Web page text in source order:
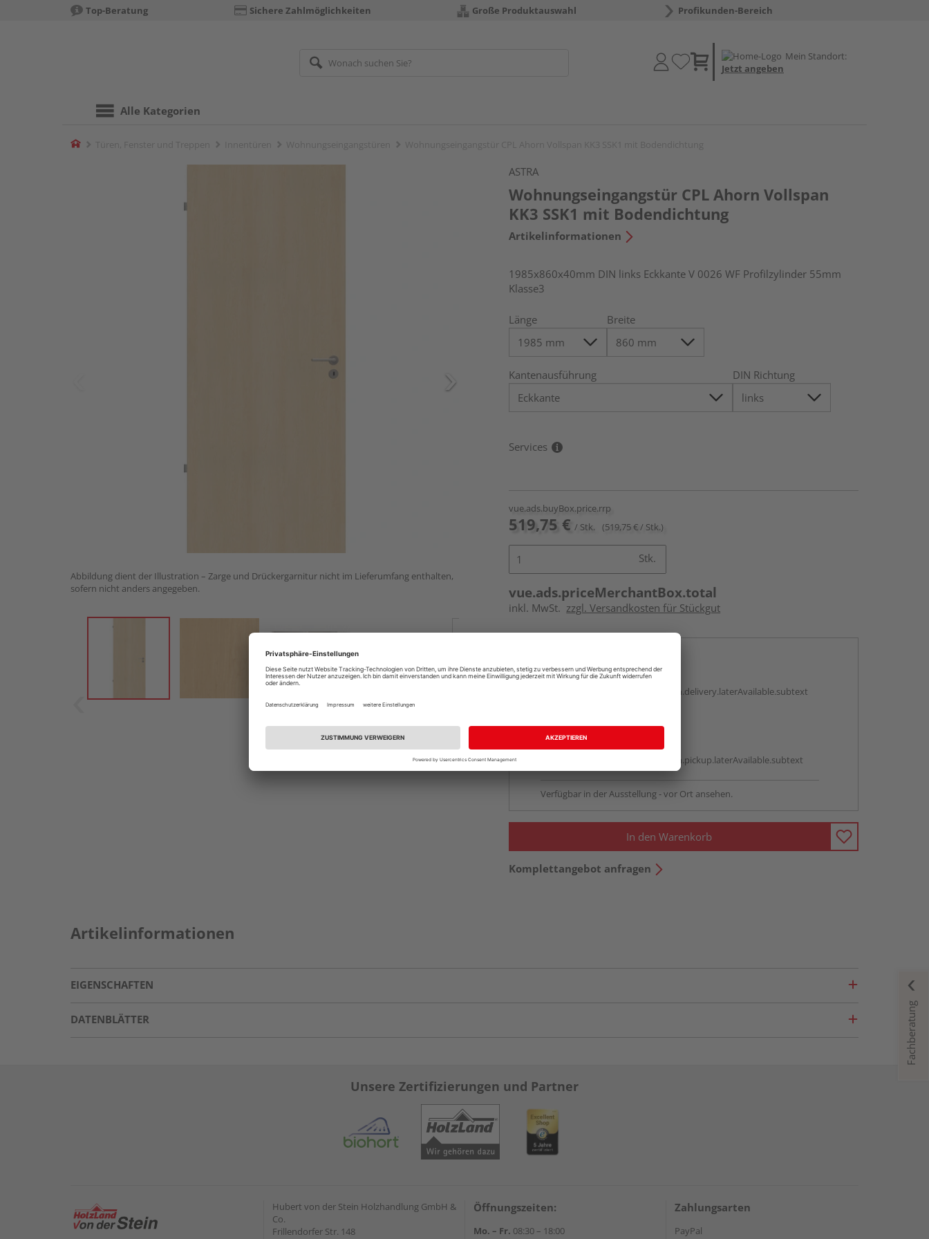
Top-Beratung Sichere Zahlmöglichkeiten Große Produktauswahl Profikunden-Bereich
Mein Standort:
Jetzt angeben
Alle Kategorien
Home
Abbildung dient der Illustration – Zarge und Drückergarnitur nicht im Lieferumfang enthalten,
sofern nicht anders angegeben.
ASTRA
Wohnungseingangstür CPL Ahorn Vollspan
KK3 SSK1 mit Bodendichtung
Artikelinformationen
1985x860x40mm DIN links Eckkante V 0026 WF Profilzylinder 55mm
Klasse3
Länge Breite
Kantenausführung DIN Richtung
Services
vue.ads.buyBox.price.rrp
519,75 € / Stk. (519,75 € / Stk.)
Stk.
vue.ads.priceMerchantBox.total
inkl. MwSt. zzgl. Versandkosten für Stückgut
Auf Vorbestellung:
vue.ads.priceMerchantBox.option.delivery.laterAvailable.subtext
Beim Händler abholen
Auf Vorbestellung:
vue.ads.priceMerchantBox.option.pickup.laterAvailable.subtext
Verfügbar in der Ausstellung - vor Ort ansehen.
In den Warenkorb
Komplettangebot anfragen
Artikelinformationen
EIGENSCHAFTEN
DATENBLÄTTER Fachberatung
Unsere Zertifizierungen und Partner
Hubert von der Stein Holzhandlung GmbH &
Co.
Frillendorfer Str. 148
Öffnungszeiten:
Mo. – Fr. 08:30 – 18:00
Zahlungsarten
PayPal